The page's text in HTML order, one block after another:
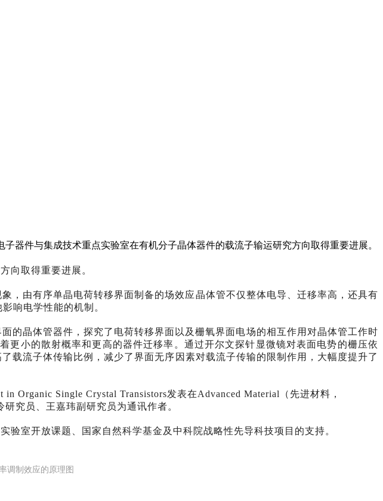
器件与集成技术重点实验室在有机分子晶体器件的载流子输运研究方向取得重要进展。
向取得重要进展。
，由有序单晶电荷转移界面制备的场效应晶体管不仅整体电导、迁移率高，还具有
响电学性能的机制。
的晶体管器件，探究了电荷转移界面以及栅氧界面电场的相互作用对晶体管工作时
小的散射概率和更高的器件迁移率。通过开尔文探针显微镜对表面电势的栅压依
载流子体传输比例，减少了界面无序因素对载流子传输的限制作用，大幅度提升了
Organic Single Crystal Transistors发表在Advanced Material（先进材料，
究员、王嘉玮副研究员为通讯作者。
室开放课题、国家自然科学基金及中科院战略性先导科技项目的支持。
调制效应的原理图